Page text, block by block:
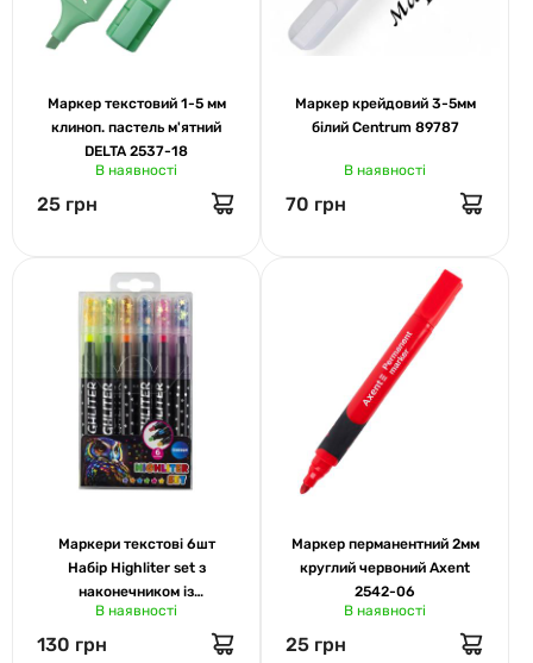
Маркер текстовий 1-5 мм
клиноп. пастель м'ятний
DELTA 2537-18
В наявності
25 грн
Маркер крейдовий 3-5мм
білий Centrum 89787
В наявності
70 грн
Маркери текстові 6шт
Набір Highliter set з
наконечником із
блискучими зірочками
Centrum 89732
В наявності
130 грн
Маркер перманентний 2мм
круглий червоний Axent
2542-06
В наявності
25 грн